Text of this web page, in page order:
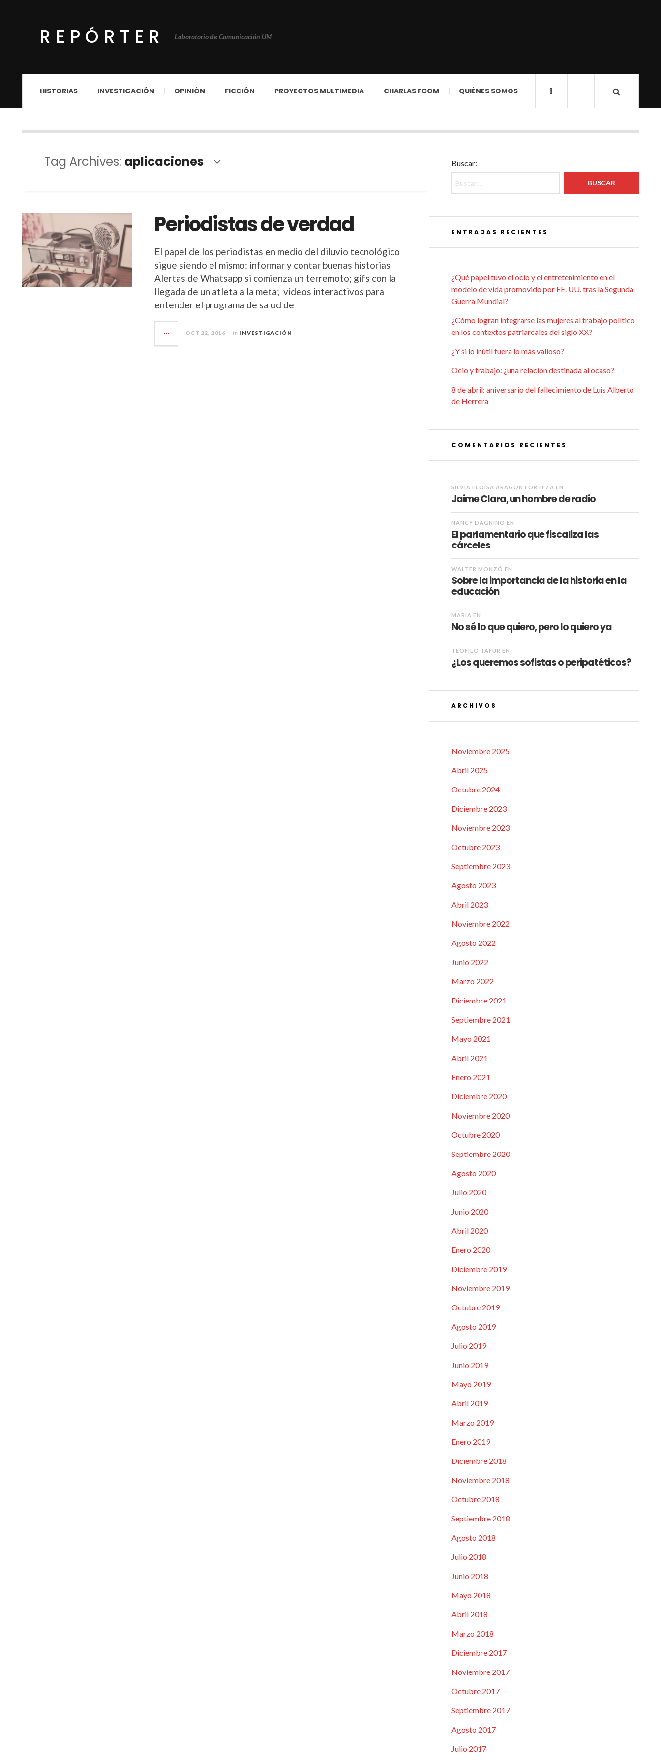
REPÓRTER Laboratorio de Comunicación UM
HISTORIAS INVESTIGACIÓN OPINIÓN FICCIÓN PROYECTOS MULTIMEDIA CHARLAS FCOM QUIÉNES SOMOS
Tag Archives: aplicaciones
Periodistas de verdad
El papel de los periodistas en medio del diluvio tecnológico
sigue siendo el mismo: informar y contar buenas historias
Alertas de Whatsapp si comienza un terremoto; gifs con la
llegada de un atleta a la meta; videos interactivos para
entender el programa de salud de
OCT 22, 2016 in INVESTIGACIÓN
Buscar:
ENTRADAS RECIENTES
¿Qué papel tuvo el ocio y el entretenimiento en el
modelo de vida promovido por EE. UU. tras la Segunda
Guerra Mundial?
¿Cómo logran integrarse las mujeres al trabajo político
en los contextos patriarcales del siglo XX?
¿Y si lo inútil fuera lo más valioso?
Ocio y trabajo: ¿una relación destinada al ocaso?
8 de abril: aniversario del fallecimiento de Luis Alberto
de Herrera
COMENTARIOS RECIENTES
SILVIA ELOISA ARAGÓN FORTEZA EN
Jaime Clara, un hombre de radio
NANCY DAGNINO EN
El parlamentario que fiscaliza las
cárceles
WALTER MONZÓ EN
Sobre la importancia de la historia en la
educación
MARIA EN
No sé lo que quiero, pero lo quiero ya
TEÓFILO TAFUR EN
¿Los queremos sofistas o peripatéticos?
ARCHIVOS
Noviembre 2025
Abril 2025
Octubre 2024
Diciembre 2023
Noviembre 2023
Octubre 2023
Septiembre 2023
Agosto 2023
Abril 2023
Noviembre 2022
Agosto 2022
Junio 2022
Marzo 2022
Diciembre 2021
Septiembre 2021
Mayo 2021
Abril 2021
Enero 2021
Diciembre 2020
Noviembre 2020
Octubre 2020
Septiembre 2020
Agosto 2020
Julio 2020
Junio 2020
Abril 2020
Enero 2020
Diciembre 2019
Noviembre 2019
Octubre 2019
Agosto 2019
Julio 2019
Junio 2019
Mayo 2019
Abril 2019
Marzo 2019
Enero 2019
Diciembre 2018
Noviembre 2018
Octubre 2018
Septiembre 2018
Agosto 2018
Julio 2018
Junio 2018
Mayo 2018
Abril 2018
Marzo 2018
Diciembre 2017
Noviembre 2017
Octubre 2017
Septiembre 2017
Agosto 2017
Julio 2017